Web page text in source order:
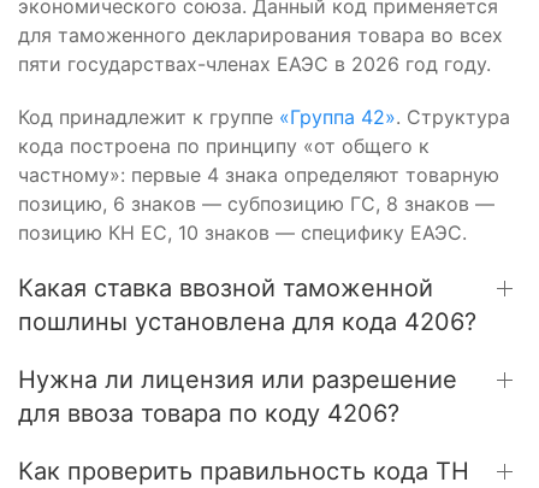
экономического союза. Данный код применяется
для таможенного декларирования товара во всех
пяти государствах-членах ЕАЭС в 2026 год году.
Код принадлежит к группе «Группа 42». Структура
кода построена по принципу «от общего к
частному»: первые 4 знака определяют товарную
позицию, 6 знаков — субпозицию ГС, 8 знаков —
позицию КН ЕС, 10 знаков — специфику ЕАЭС.
Какая ставка ввозной таможенной
пошлины установлена для кода 4206?
Нужна ли лицензия или разрешение
для ввоза товара по коду 4206?
Как проверить правильность кода ТН